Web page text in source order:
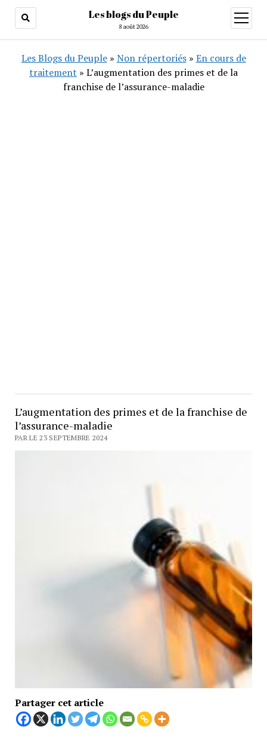
Les blogs du Peuple
8 août 2026
ouvrir
menu
Les Blogs du Peuple» Non répertoriés» En cours de
traitement » L’augmentation des primes et de la
franchise de l’assurance-maladie
L’augmentation des primes et de la franchise de
l’assurance-maladie
PAR LE 23 SEPTEMBRE 2024
Partager cet article